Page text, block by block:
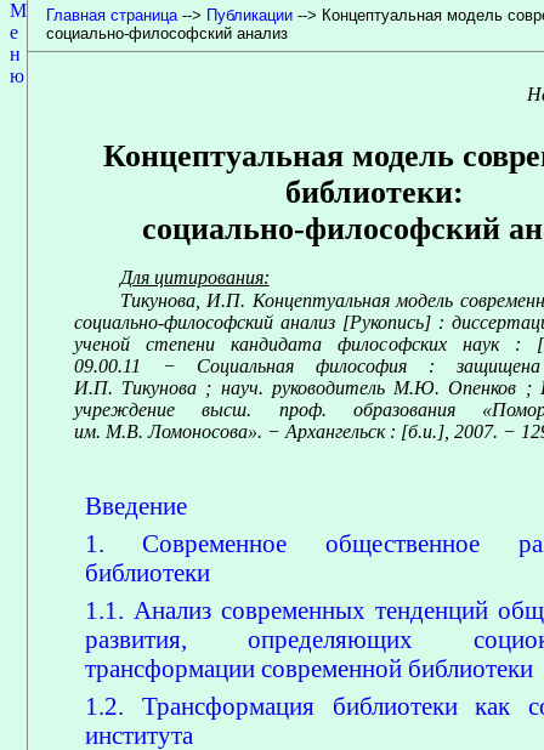
М
е
н
ю
Главная страница--> Публикации --> Концептуальная модель
социально-философский анализ
Концептуальная модель
библиотеки:
социально-философский
Для цитирования:
Тикунова, И.П. Концептуальная модель
социально-философский анализ [Рукопись] :
ученой степени кандидата философских наук :
09.00.11 − Социальная философия :
И.П. Тикунова ; науч. руководитель М.Ю. Опенков ;
учреждение высш. проф. образования
им. М.В. Ломоносова». − Архангельск : [б.и.], 2007. −
Введение
1. Современное общественное
библиотеки
1.1. Анализ современных тенденций
развития, определяющих
трансформации современной библиотеки
1.2. Трансформация библиотеки как
института